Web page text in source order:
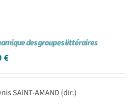
des groupes littéraires
€
SAINT-AMAND (dir.)